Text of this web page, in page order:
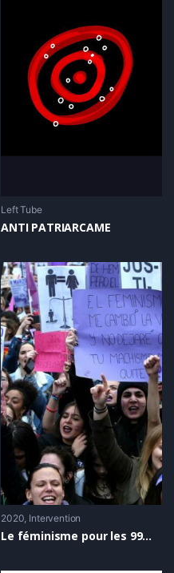
Left Tube
ANTI PATRIARCAME
2020 Intervention
Le féminisme pour les 99% : entretien avec Nancy Fraser